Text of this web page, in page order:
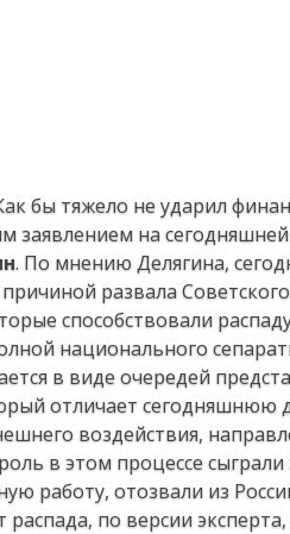
бы тяжело не ударил
заявлением на
. По мнению Делягина,
развала
способствовали
национального
в виде очередей
отличает сегодняшнюю
воздействия,
в этом процессе
работу, отозвали из
по версии